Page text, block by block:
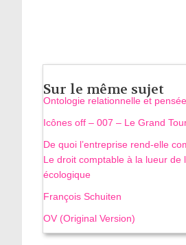
Sur le même sujet
Ontologie relationnelle et
Icônes off – 007 – Le Grand
De quoi l’entreprise rend-elle
Le droit comptable à la lueur de
écologique
François Schuiten
OV (Original Version)